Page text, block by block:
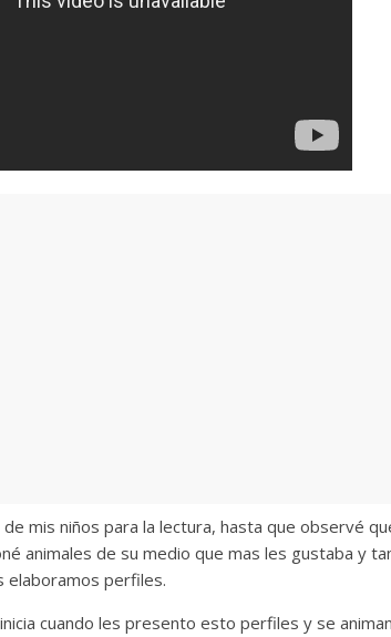
mis niños para la lectura, hasta que observé
animales de su medio que mas les gustaba y
elaboramos perfiles.
cuando les presento esto perfiles y se